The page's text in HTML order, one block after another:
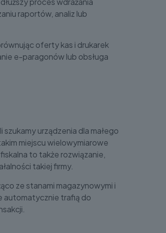
raportów, analiz lub
oferty kas i drukarek
e-paragonów lub obsługa
urządzenia dla małego
miejscu wielowymiarowe
to także rozwiązanie,
takiej firmy.
ze stanami magazynowymi i
automatycznie trafią do